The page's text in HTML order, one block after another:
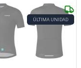
ÚLTIMA UNIDAD